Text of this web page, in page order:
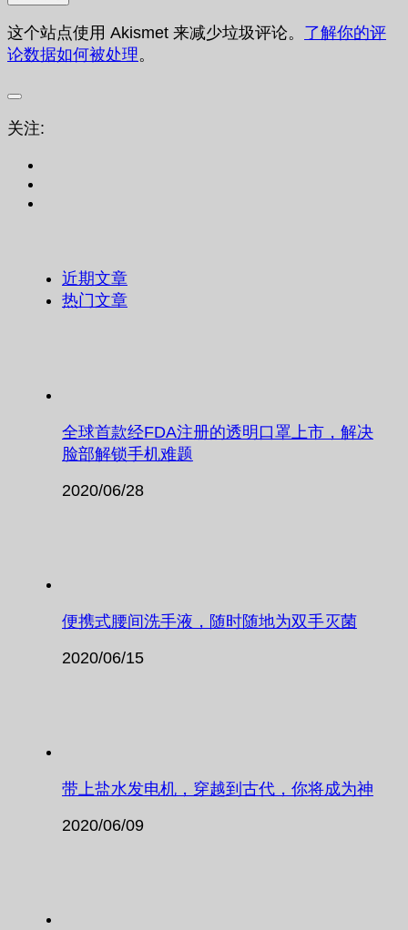
这个站点使用 Akismet 来减少垃圾评论。 了解你的评
论数据如何被处理。
关注:
近期文章
热门文章
全球首款经FDA注册的透明口罩上市，解决
脸部解锁手机难题
2020/06/28
便携式腰间洗手液，随时随地为双手灭菌
2020/06/15
带上盐水发电机，穿越到古代，你将成为神
2020/06/09